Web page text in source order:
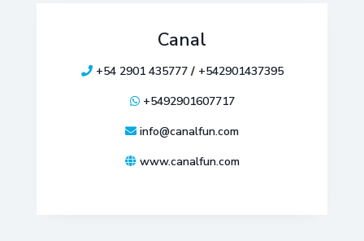
Canal
+54 2901 435777/ +542901437395
+5492901607717
info@canalfun.com
www.canalfun.com